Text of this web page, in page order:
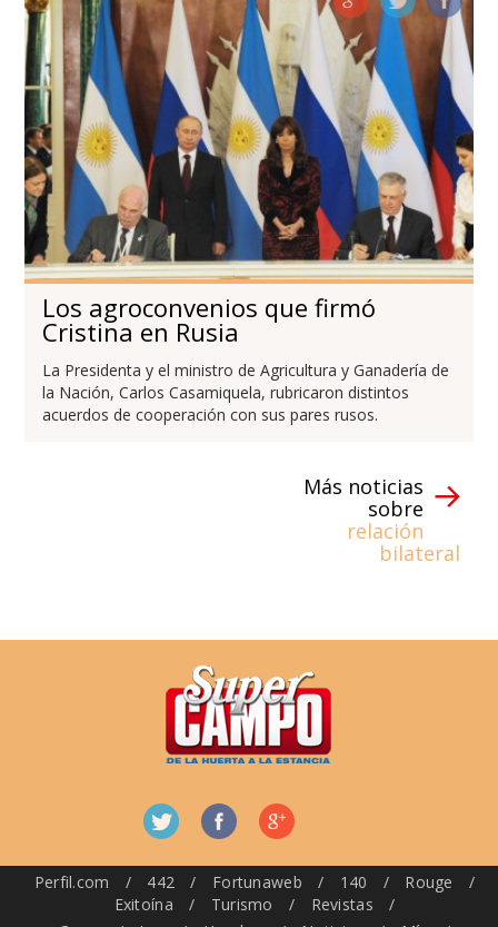
Los agroconvenios que firmó
Cristina en Rusia
La Presidenta y el ministro de Agricultura y Ganadería de
la Nación, Carlos Casamiquela, rubricaron distintos
acuerdos de cooperación con sus pares rusos.
Más noticias
sobre
relación
bilateral
Perfil.com / 442 / Fortunaweb / 140 / Rouge
/
Exitoína
/ Turismo / Revistas
/